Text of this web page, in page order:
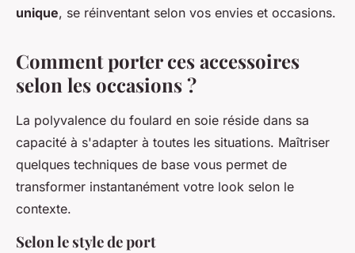
unique, se réinventant selon vos envies et occasions.
Comment porter ces accessoires
selon les occasions ?
La polyvalence du foulard en soie réside dans sa
capacité à s'adapter à toutes les situations. Maîtriser
quelques techniques de base vous permet de
transformer instantanément votre look selon le
contexte.
Selon le style de port